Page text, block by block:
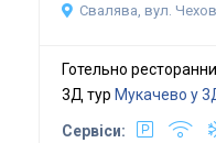
Свалява, вул.
Готельно
3Д тур Мукачево у
Сервіси: